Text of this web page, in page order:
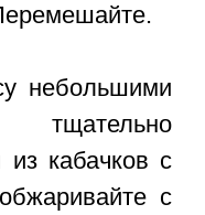
небольшими
тщательно
кабачков с
с